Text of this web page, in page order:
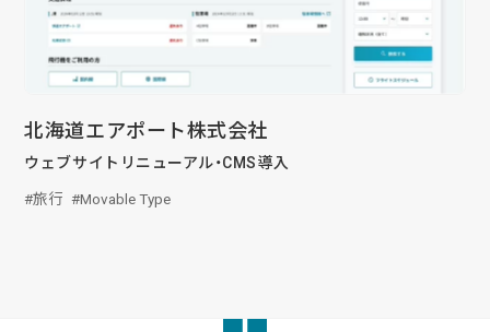
北海道エアポート株式会社
ウェブサイトリニューアル・CMS導入
旅行 Movable Type